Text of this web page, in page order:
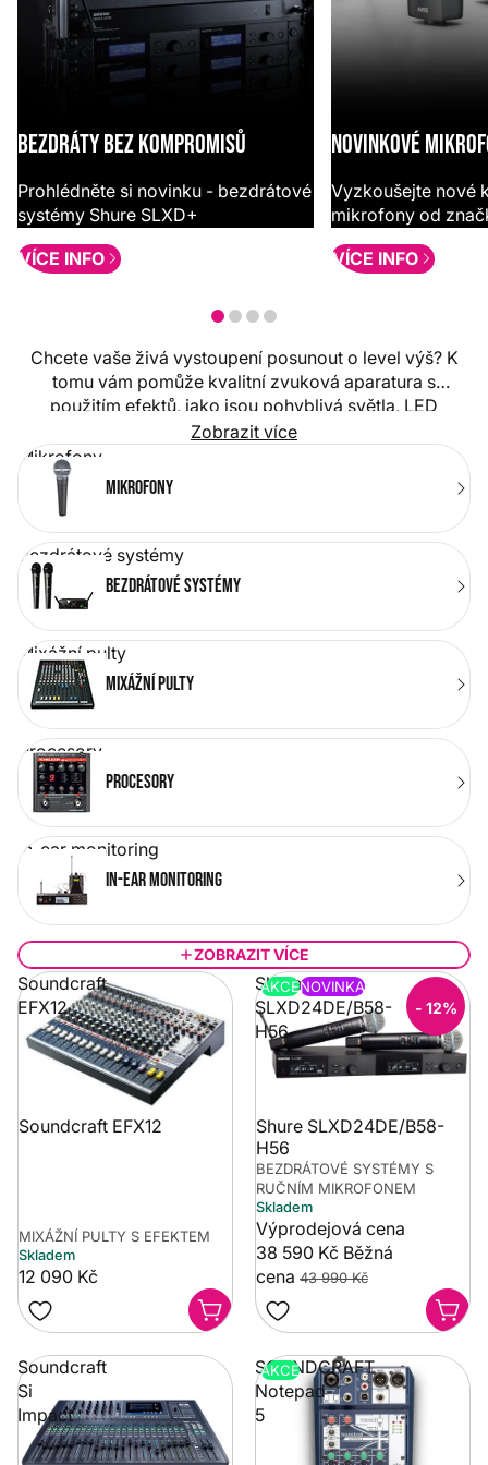
Bezdráty bez kompromisů
Prohlédněte si novinku - bezdrátové
systémy Shure SLXD+
VÍCE INFO
Novinkové
Vyzkoušejte nové
mikrofony od
VÍCE INFO
Chcete vaše živá vystoupení posunout o level výš? K
tomu vám pomůže kvalitní zvuková aparatura s
použitím efektů, jako jsou pohyblivá světla, LED
reflektory, blindery a výrobníky mlhy. Každý umělec
zároveň touží po tom, aby mohl svým posluchačům
nabídnout kvalitní nahrávky a k tomu je zapotřebí
patřičné studiové vybavení. V tomto oddělení naleznete
vše potřebné k dosažení vašich hudebních cílů na pódiu
nebo ve studiu. Mikrofony, reproboxy a zesilovače,
mixážní pulty, pohyblivá světla, blindery, DMX pulty a
veškerou další ozvučovací a osvětlovací techniku.
nahrávací studio, a to včetně softwarového vybavení
vašeho počítače. Nabízíme výběr produktů od
renomovaných výrobců.
Zobrazit více
Mikrofony
Mikrofony
Bezdrátové systémy
Bezdrátové systémy
Mixážní pulty
Mixážní pulty
Procesory
Procesory
In-ear monitoring
In-ear monitoring
ZOBRAZIT VÍCE
Soundcraft
EFX12
Soundcraft EFX12
MIXÁŽNÍ PULTY S EFEKTEM
Skladem
12 090 Kč
Shure
SLXD24DE/B58-
H56
AKCENOVINKA
- 12%
Shure SLXD24DE/B58-
H56
BEZDRÁTOVÉ SYSTÉMY S
RUČNÍM MIKROFONEM
Skladem
Výprodejová cena
38 590 Kč Běžná
cena 43 990 Kč
Soundcraft
Si
Impact
SOUNDCRAFT
Notepad-
5
AKCE